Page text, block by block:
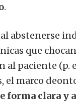
.
abstenerse
que
al paciente (p.
marco
forma clara y